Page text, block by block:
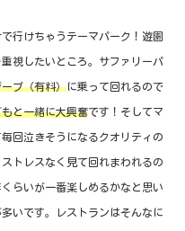
行けちゃうテーマパーク！遊園
視したいところ。サファリーパ
プ（有料）に乗って回れるので
と一緒に大興奮です！そしてマ
回泣きそうになるクオリティの
トレスなく見て回れまわれるの
らいが一番楽しめるかなと思い
いです。レストランはそんなに